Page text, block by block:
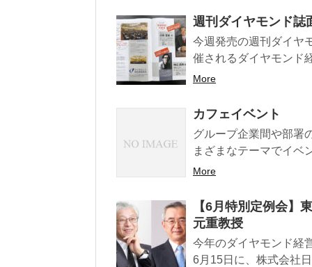
週刊ダイヤモンド誌
今週発売の週刊ダイヤ
催されるダイヤモンド
More
カフェイベント
グループ企業間や部署
まざまなテーマでイベ
More
【6月特別定例会】
元重教授
今年のダイヤモンド経
6月15日に、株式会社